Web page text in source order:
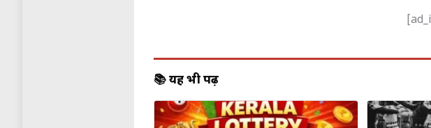
कहा जाता है। जब यह टुकड़ा पृथ्वी के वायुमंडल में
ज्यादातर मामलों में, जैसा कि Boston में हुआ, टुकड़ा वायुमंडल में
सकता है कि एक चमकदार रोशनी तेज रफ्तार से आसमान को
📚 यह भी पढ़ें